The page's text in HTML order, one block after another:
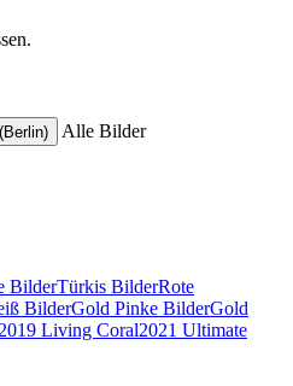
Alle Bilder
BilderTürkis BilderRote
BilderGold Pinke BilderGold
Living Coral2021 Ultimate